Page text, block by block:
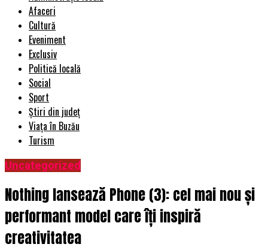
Afaceri
Cultură
Eveniment
Exclusiv
Politică locală
Social
Sport
Știri din județ
Viața în Buzău
Turism
Uncategorized
Nothing lansează Phone (3): cel mai nou și
performant model care îți inspiră
creativitatea